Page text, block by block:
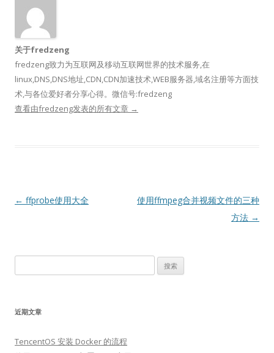
关于fredzeng
fredzeng致力为互联网及移动互联网世界的技术服务,在
linux,DNS,DNS地址,CDN,CDN加速技术,WEB服务器,域名注册等方面技
术,与各位爱好者分享心得。微信号:fredzeng
查看由fredzeng发表的所有文章 →
文
← ffprobe使用大全
使用ffmpeg合并视频文件的三种
方法 →
索：
近期文章
TencentOS 安装 Docker 的流程